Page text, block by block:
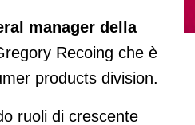
manager della
Recoing che è
products division.
ruoli di crescente